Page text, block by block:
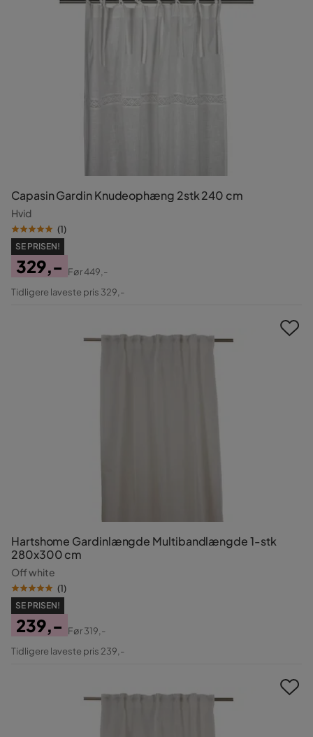
Capasin Gardin Knudeophæng 2stk 240 cm
Hvid
(1)
SE PRISEN!
Pris
329,-
Original
Før449,-
Tidligere laveste pris 329,-
Hartshome Gardinlængde Multibandlængde 1-stk
280x300 cm
Off white
(1)
SE PRISEN!
Pris
239,-
Original
Før319,-
Tidligere laveste pris 239,-